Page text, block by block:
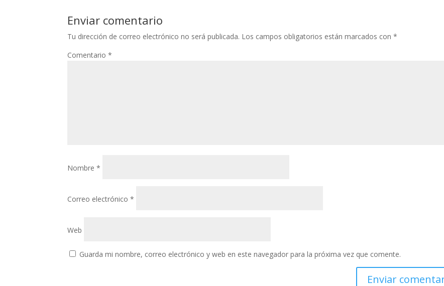
Enviar comentario
Tu dirección de correo electrónico no será publicada. Los campos obligatorios están marcados con*
Comentario*
Nombre*
Correo electrónico*
Web
Guarda mi nombre, correo electrónico y web en este navegador para la próxima vez que comente.